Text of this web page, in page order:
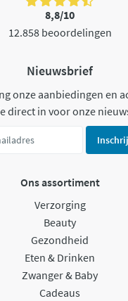
8,8/10
12.858 beoordelingen
Nieuwsbrief
onze aanbiedingen en
direct in voor onze
Ons assortiment
Verzorging
Beauty
Gezondheid
Eten & Drinken
Zwanger & Baby
Cadeaus